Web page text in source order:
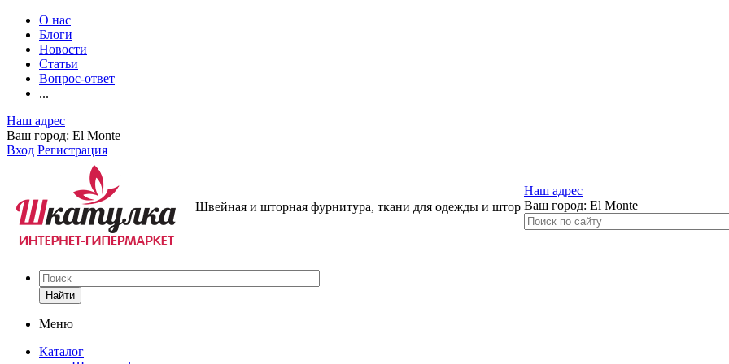
О нас
Блоги
Новости
Статьи
Вопрос-ответ
...
Наш адрес
Ваш город: El Monte
Вход Регистрация
Швейная и шторная фурнитура, ткани для одежды и штор
Наш адрес
Ваш город: El Monte
Найти
Меню
Каталог